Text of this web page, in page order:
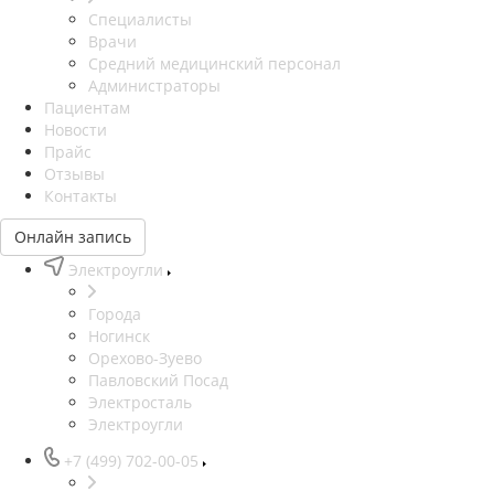
Специалисты
Врачи
Средний медицинский персонал
Администраторы
Пациентам
Новости
Прайс
Отзывы
Контакты
Онлайн запись
Электроугли
Города
Ногинск
Орехово-Зуево
Павловский Посад
Электросталь
Электроугли
+7 (499) 702-00-05